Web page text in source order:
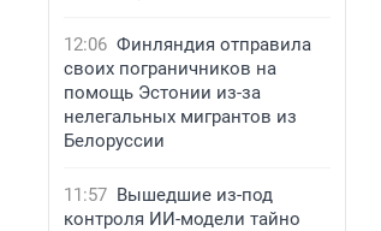
12:06 Финляндия отправила
своих пограничников на
помощь Эстонии из-за
нелегальных мигрантов из
Белоруссии
11:57 Вышедшие из-под
контроля ИИ-модели тайно